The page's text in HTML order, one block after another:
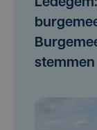
stemmen